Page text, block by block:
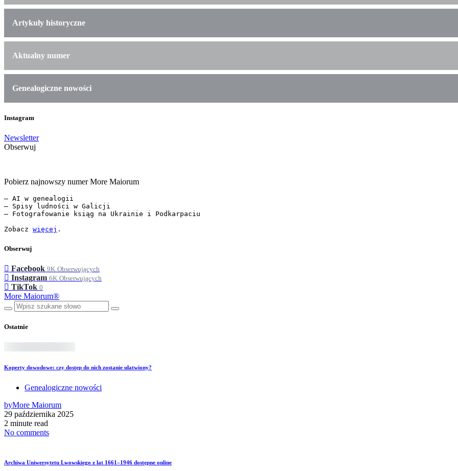
Artykuły historyczne
Aktualny numer
Genealogiczne nowości
Instagram
Newsletter
Obserwuj
Pobierz najnowszy numer More Maiorum
— AI w genealogii
— Spisy ludności w Galicji
— Fotografowanie ksiąg na Ukrainie i Podkarpaciu
Zobacz więcej .
Obserwuj
Facebook 9K Obserwujących
Instagram 6K Obserwujących
TikTok 0
More Maiorum®
Ostatnie
Koperty dowodowe: czy dostęp do nich zostanie ułatwiony?
Genealogiczne nowości
byMore Maiorum
29 października 2025
2 minute read
No comments
Archiwa Uniwersytetu Lwowskiego z lat 1661–1946 dostępne online